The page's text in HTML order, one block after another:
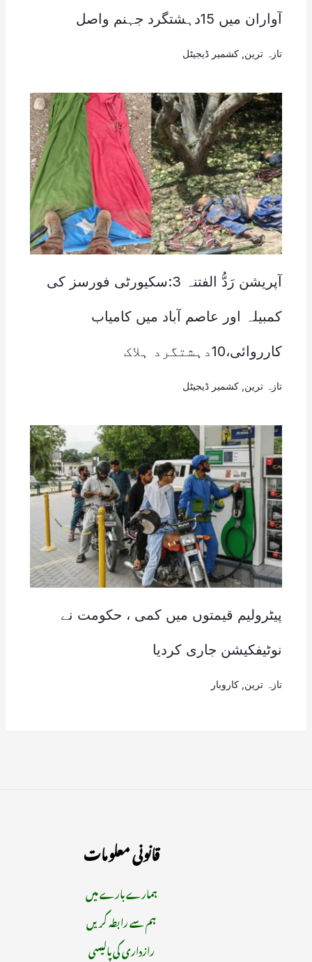
آواران میں 15دہشتگرد جہنم واصل
تازہ ترین کشمیر ڈیجیٹل
آپریشن رَدُّ الفتنہ 3:سکیورٹی فورسز کی
کمبیلہ اور عاصم آباد میں کامیاب
کارروائی،10دہشتگرد ہلاک
تازہ ترین کشمیر ڈیجیٹل
پیٹرولیم قیمتوں میں کمی ، حکومت نے
نوٹیفکیشن جاری کردیا
تازہ ترین کاروبار
قانونی معلومات
ہمارے بارے میں
ہم سے رابطہ کریں
رازداری کی پالیسی